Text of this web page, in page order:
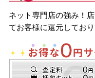
ネット専門店の強み！
てお客様に還元しており